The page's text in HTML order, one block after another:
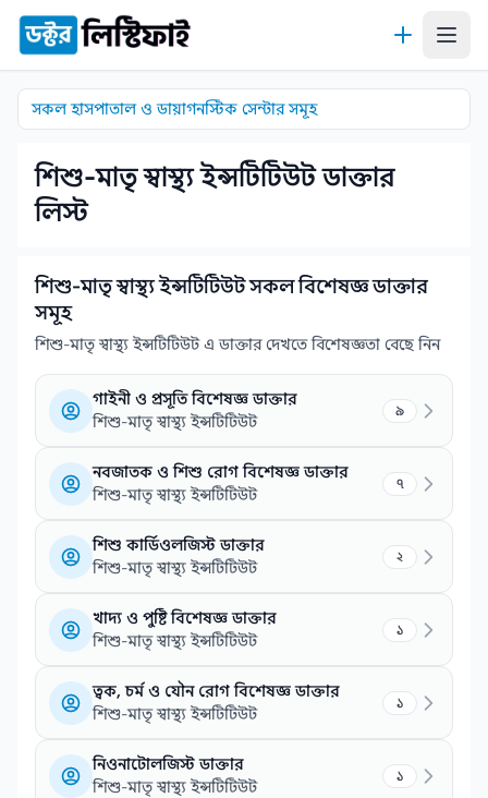
কন্টেন্টে যান
সকল হাসপাতাল ও ডায়াগনস্টিক সেন্টার সমূহ
শিশু-মাতৃ স্বাস্থ্য ইন্সটিটিউট ডাক্তার
লিস্ট
শিশু-মাতৃ স্বাস্থ্য ইন্সটিটিউট সকল বিশেষজ্ঞ ডাক্তার
সমূহ
শিশু-মাতৃ স্বাস্থ্য ইন্সটিটিউট এ ডাক্তার দেখতে বিশেষজ্ঞতা বেছে নিন
গাইনী ও প্রসূতি বিশেষজ্ঞ ডাক্তার
শিশু-মাতৃ স্বাস্থ্য ইন্সটিটিউট
৯
নবজাতক ও শিশু রোগ বিশেষজ্ঞ ডাক্তার
শিশু-মাতৃ স্বাস্থ্য ইন্সটিটিউট
৭
শিশু কার্ডিওলজিস্ট ডাক্তার
শিশু-মাতৃ স্বাস্থ্য ইন্সটিটিউট
২
খাদ্য ও পুষ্টি বিশেষজ্ঞ ডাক্তার
শিশু-মাতৃ স্বাস্থ্য ইন্সটিটিউট
১
ত্বক, চর্ম ও যৌন রোগ বিশেষজ্ঞ ডাক্তার
শিশু-মাতৃ স্বাস্থ্য ইন্সটিটিউট
১
নিওনাটোলজিস্ট ডাক্তার
শিশু-মাতৃ স্বাস্থ্য ইন্সটিটিউট
১